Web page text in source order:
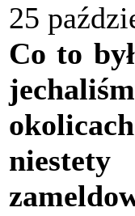
25
Co to